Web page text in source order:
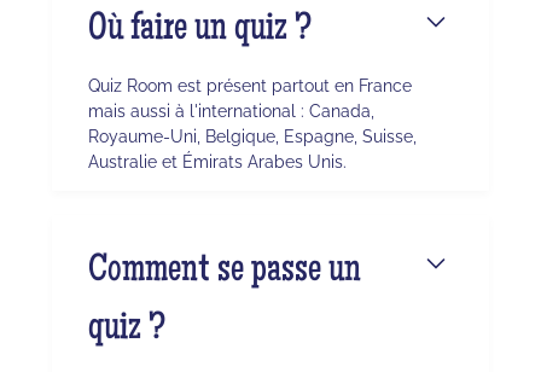
Où faire un quiz ?
Quiz Room est présent partout en France
mais aussi à l'international : Canada,
Royaume-Uni, Belgique, Espagne, Suisse,
Australie et Émirats Arabes Unis.
Comment se passe un
quiz ?